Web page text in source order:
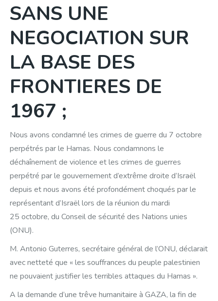
SANS UNE
NEGOCIATION SUR
LA BASE DES
FRONTIERES DE
1967 ;
Nous avons condamné les crimes de guerre du 7 octobre
perpétrés par le Hamas. Nous condamnons le
déchaînement de violence et les crimes de guerres
perpétré par le gouvernement d’extrême droite d’Israël
depuis et nous avons été profondément choqués par le
représentant d’Israël lors de la réunion du mardi
25 octobre, du Conseil de sécurité des Nations unies
(ONU).
M. Antonio Guterres, secrétaire général de l’ONU, déclarait
avec netteté que « les souffrances du peuple palestinien
ne pouvaient justifier les terribles attaques du Hamas ».
A la demande d’une trêve humanitaire à GAZA, la fin de